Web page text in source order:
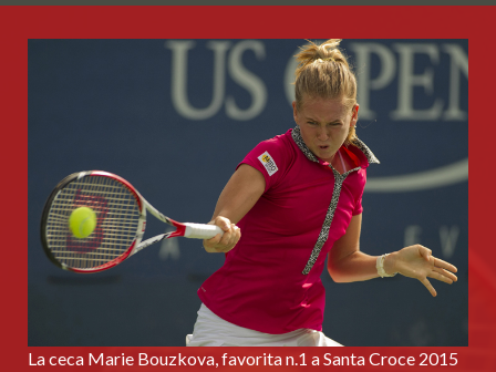
La ceca Marie Bouzkova, favorita n.1 a Santa Croce 2015